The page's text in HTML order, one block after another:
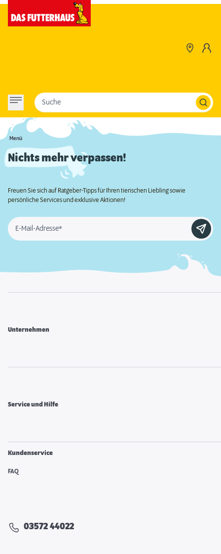
Menü
Suche
Nichts mehr verpassen!
Freuen Sie sich auf Ratgeber-Tipps für Ihren tierischen Liebling sowie
persönliche Services und exklusive Aktionen!
E-Mail-Adresse*
Unternehmen
Service und Hilfe
Kundenservice
FAQ
03572 44022